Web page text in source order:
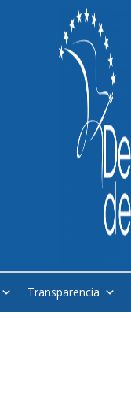
Transparencia